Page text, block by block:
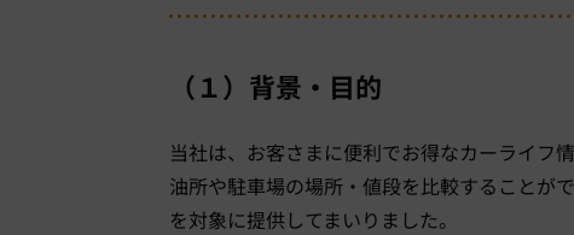
（１）背景・目的
当社は、お客さまに便利でお得なカーライフ
油所や駐車場の場所・値段を比較することが
を対象に提供してまいりました。